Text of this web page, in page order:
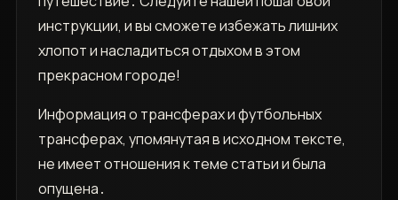
инструкции, и вы сможете избежать лишних
хлопот и насладиться отдыхом в этом
прекрасном городе!
Информация о трансферах и футбольных
трансферах, упомянутая в исходном тексте,
не имеет отношения к теме статьи и была
опущена․